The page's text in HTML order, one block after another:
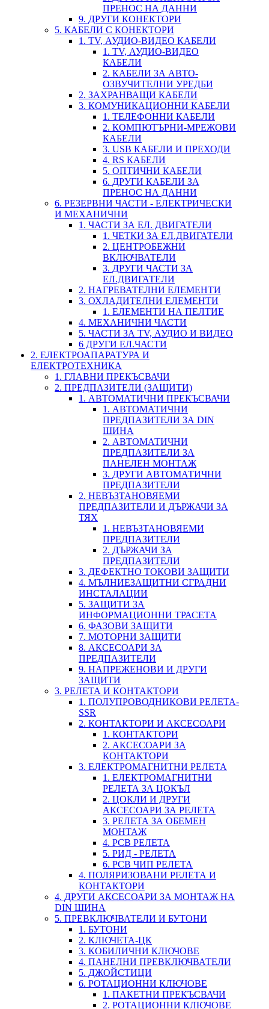
ПРЕНОС НА ДАННИ
9. ДРУГИ КОНЕКТОРИ
5. КАБЕЛИ С КОНЕКТОРИ
1. TV, АУДИО-ВИДЕО КАБЕЛИ
1. TV, АУДИО-ВИДЕО
КАБЕЛИ
2. КАБЕЛИ ЗА АВТО-
ОЗВУЧИТЕЛНИ УРЕДБИ
2. ЗАХРАНВАЩИ КАБЕЛИ
3. КОМУНИКАЦИОННИ КАБЕЛИ
1. ТЕЛЕФОННИ КАБЕЛИ
2. КОМПЮТЪРНИ-МРЕЖОВИ
КАБЕЛИ
3. USB КАБЕЛИ И ПРЕХОДИ
4. RS КАБЕЛИ
5. ОПТИЧНИ КАБЕЛИ
6. ДРУГИ КАБЕЛИ ЗА
ПРЕНОС НА ДАННИ
6. РЕЗЕРВНИ ЧАСТИ - ЕЛЕКТРИЧЕСКИ
И МЕХАНИЧНИ
1. ЧАСТИ ЗА ЕЛ. ДВИГАТЕЛИ
1. ЧЕТКИ ЗА ЕЛ.ДВИГАТЕЛИ
2. ЦЕНТРОБЕЖНИ
ВКЛЮЧВАТЕЛИ
3. ДРУГИ ЧАСТИ ЗА
ЕЛ.ДВИГАТЕЛИ
2. НАГРЕВАТЕЛНИ ЕЛЕМЕНТИ
3. ОХЛАДИТЕЛНИ ЕЛЕМЕНТИ
1. ЕЛЕМЕНТИ НА ПЕЛТИЕ
4. МЕХАНИЧНИ ЧАСТИ
5. ЧАСТИ ЗА TV, АУДИО И ВИДЕО
6 ДРУГИ ЕЛ.ЧАСТИ
2. ЕЛЕКТРОАПАРАТУРА И
ЕЛЕКТРОТЕХНИКА
1. ГЛАВНИ ПРЕКЪСВАЧИ
2. ПРЕДПАЗИТЕЛИ (ЗАЩИТИ)
1. АВТОМАТИЧНИ ПРЕКЪСВАЧИ
1. АВТОМАТИЧНИ
ПРЕДПАЗИТЕЛИ ЗА DIN
ШИНА
2. АВТОМАТИЧНИ
ПРЕДПАЗИТЕЛИ ЗА
ПАНЕЛЕН МОНТАЖ
3. ДРУГИ АВТОМАТИЧНИ
ПРЕДПАЗИТЕЛИ
2. НЕВЪЗТАНОВЯЕМИ
ПРЕДПАЗИТЕЛИ И ДЪРЖАЧИ ЗА
ТЯХ
1. НЕВЪЗТАНОВЯЕМИ
ПРЕДПАЗИТЕЛИ
2. ДЪРЖАЧИ ЗА
ПРЕДПАЗИТЕЛИ
3. ДЕФЕКТНО ТОКОВИ ЗАЩИТИ
4. МЪЛНИЕЗАЩИТНИ СГРАДНИ
ИНСТАЛАЦИИ
5. ЗАЩИТИ ЗА
ИНФОРМАЦИОННИ ТРАСЕТА
6. ФАЗОВИ ЗАЩИТИ
7. МОТОРНИ ЗАЩИТИ
8. АКСЕСОАРИ ЗА
ПРЕДПАЗИТЕЛИ
9. НАПРЕЖЕНОВИ И ДРУГИ
ЗАЩИТИ
3. РЕЛЕТА И КОНТАКТОРИ
1. ПОЛУПРОВОДНИКОВИ РЕЛЕТА-
SSR
2. КОНТАКТОРИ И АКСЕСОАРИ
1. КОНТАКТОРИ
2. АКСЕСОАРИ ЗА
КОНТАКТОРИ
3. ЕЛЕКТРОМАГНИТНИ РЕЛЕТА
1. ЕЛЕКТРОМАГНИТНИ
РЕЛЕТА ЗА ЦОКЪЛ
2. ЦОКЛИ И ДРУГИ
АКСЕСОАРИ ЗА РЕЛЕТА
3. РЕЛЕТА ЗА ОБЕМЕН
МОНТАЖ
4. PCB РЕЛЕТА
5. РИД - РЕЛЕТА
6. PCB ЧИП РЕЛЕТА
4. ПОЛЯРИЗОВАНИ РЕЛЕТА И
КОНТАКТОРИ
4. ДРУГИ АКСЕСОАРИ ЗА МОНТАЖ НА
DIN ШИНА
5. ПРЕВКЛЮЧВАТЕЛИ И БУТОНИ
1. БУТОНИ
2. КЛЮЧЕТА-ЦК
3. КОБИЛИЧНИ КЛЮЧОВЕ
4. ПАНЕЛНИ ПРЕВКЛЮЧВАТЕЛИ
5. ДЖОЙСТИЦИ
6. РОТАЦИОННИ КЛЮЧОВЕ
1. ПАКЕТНИ ПРЕКЪСВАЧИ
2. РОТАЦИОННИ КЛЮЧОВЕ